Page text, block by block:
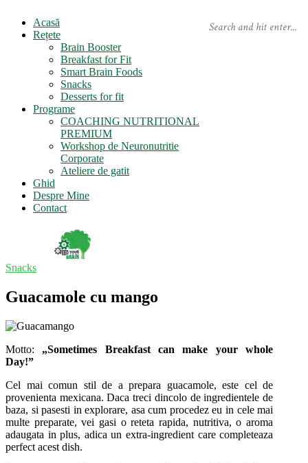
Acasă
Rețete
Brain Booster
Breakfast for Fit
Smart Brain Foods
Snacks
Desserts for fit
Programe
COACHING NUTRITIONAL
PREMIUM
Workshop de Neuronutritie
Corporate
Ateliere de gatit
Ghid
Despre Mine
Contact
Snacks
Guacamole cu mango
Motto: „Sometimes Breakfast can make your whole
Day!”
Cel mai comun stil de a prepara guacamole, este cel de
provenienta mexicana. Daca treci dincolo de ingredientele de
baza, si pasesti in explorare, asa cum procedez eu in cele mai
multe preparate, vei gasi o reteta rapida, nutritiva, o aroma
adaugata in plus, adica un extra-ingredient care completeaza
perfect acest dish.